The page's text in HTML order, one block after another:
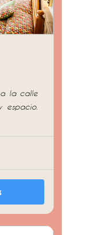
a la calle
espacio.